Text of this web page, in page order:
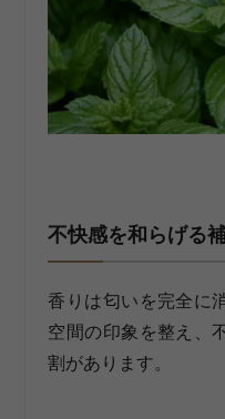
不快感を和らげる
香りは匂いを完全に
空間の印象を整え、
割があります。